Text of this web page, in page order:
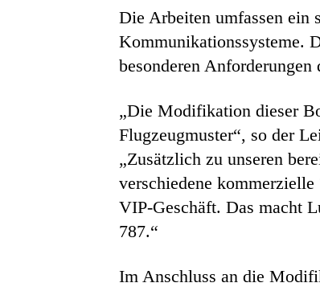
Die Arbeiten umfassen ein
Kommunikationssysteme.
besonderen Anforderungen
„Die Modifikation dieser
Flugzeugmuster“, so der
„Zusätzlich zu unseren
verschiedene
VIP-Geschäft. Das macht
787.“
Im Anschluss an die